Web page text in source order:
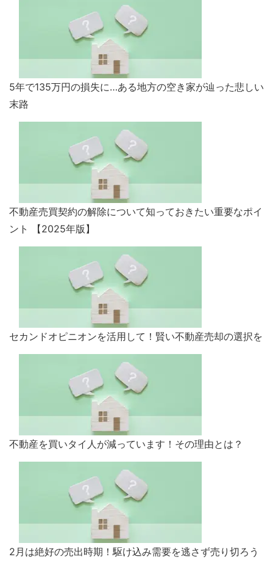
5年で135万円の損失に…ある地方の空き家が辿った悲しい
末路
不動産売買契約の解除について知っておきたい重要なポイ
ント 【2025年版】
セカンドオピニオンを活用して！賢い不動産売却の選択を
不動産を買いタイ人が減っています！その理由とは？
2月は絶好の売出時期！駆け込み需要を逃さず売り切ろう